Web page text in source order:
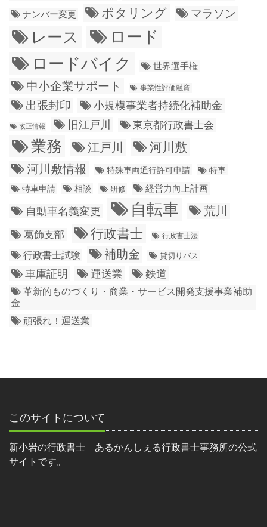
ナンバー変更 ポタリング マラソン
レース
ロード
ロードバイク
世界選手権
中小企業サポート 事業性評価融資
出張封印 小規模事業者持続化補助金
改正情報 旧江戸川 東京都行政書士会
業務 江戸川
河川敷
河川敷情報
特殊車両通行許可申請
特車
特車申請
相談 研修 経営力向上計画
自動車名義変更 自転車 荒川
葛飾支部 行政書士 行政書士法
行政書士試験 補助金 貸切りバス
車庫証明 運送業 鉄道
革新的ものづくり・商業・サービス開発支援事業補助
金
頑張れ！運送業
このサイトについて
新小岩の行政書士 あるかんしぇる行政書士事務所の公式
サイトです。